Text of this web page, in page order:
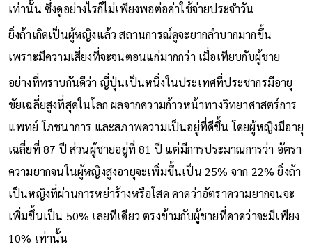
เท่านั้น ซึ่งดูอย่างไรก็ไม่เพียงพอต่อค่าใช้จ่ายประจำวัน
ยิ่งถ้าเกิดเป็นผู้หญิงแล้ว สถานการณ์ดูจะยากลำบากมากขึ้น
เพราะมีความเสี่ยงที่จะจนตอนแก่มากกว่า เมื่อเทียบกับผู้ชาย
อย่างที่ทราบกันดีว่า ญี่ปุ่นเป็นหนึ่งในประเทศที่ประชากรมีอายุ
ขัยเฉลี่ยสูงที่สุดในโลก ผลจากความก้าวหน้าทางวิทยาศาสตร์การ
แพทย์ โภชนาการ และสภาพความเป็นอยู่ที่ดีขึ้น โดยผู้หญิงมีอายุ
เฉลี่ยที่ 87 ปี ส่วนผู้ชายอยู่ที่ 81 ปี แต่มีการประมาณการว่า อัตรา
ความยากจนในผู้หญิงสูงอายุจะเพิ่มขึ้นเป็น 25% จาก 22% ยิ่งถ้า
เป็นหญิงที่ผ่านการหย่าร้างหรือโสด คาดว่าอัตราความยากจนจะ
เพิ่มขึ้นเป็น 50% เลยทีเดียว ตรงข้ามกับผู้ชายที่คาดว่าจะมีเพียง
10% เท่านั้น